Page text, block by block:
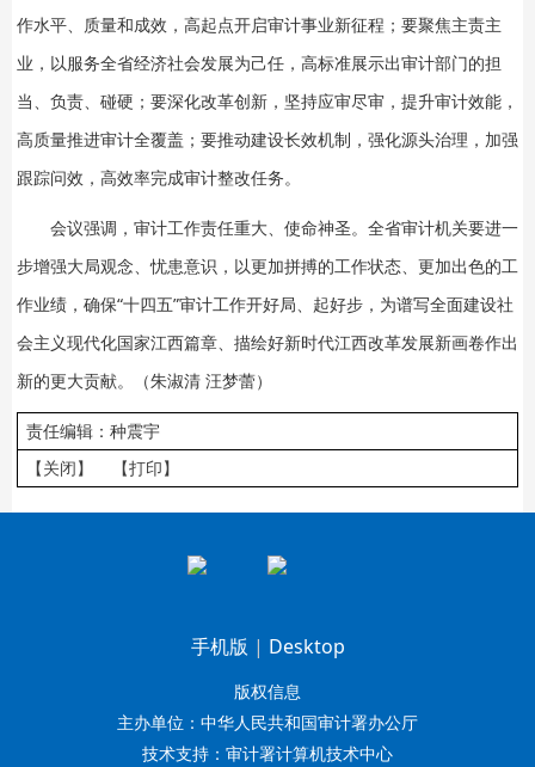
作水平、质量和成效，高起点开启审计事业新征程；要聚焦主责主
业，以服务全省经济社会发展为己任，高标准展示出审计部门的担
当、负责、碰硬；要深化改革创新，坚持应审尽审，提升审计效能，
高质量推进审计全覆盖；要推动建设长效机制，强化源头治理，加强
跟踪问效，高效率完成审计整改任务。
会议强调，审计工作责任重大、使命神圣。全省审计机关要进一
步增强大局观念、忧患意识，以更加拼搏的工作状态、更加出色的工
作业绩，确保“十四五”审计工作开好局、起好步，为谱写全面建设社
会主义现代化国家江西篇章、描绘好新时代江西改革发展新画卷作出
新的更大贡献。（朱淑清 汪梦蕾）
责任编辑：种震宇
【关闭】
【打印】
手机版 | Desktop
版权信息
主办单位：中华人民共和国审计署办公厅
技术支持：审计署计算机技术中心